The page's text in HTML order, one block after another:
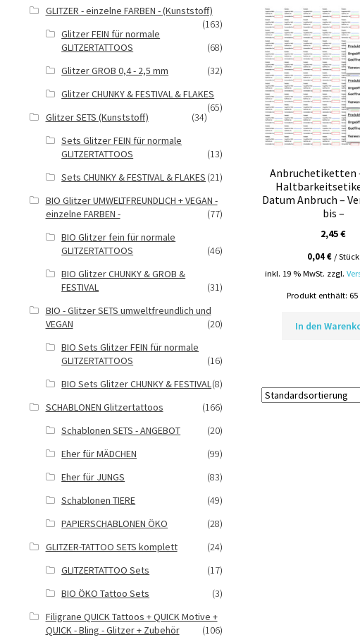
Anbruchetiketten
Datum Anbruch –
bis –
2,45€
0,04€ /Stück
inkl. 19 % MwSt. zzgl.
Produkt enthält: 65
In den
GLITZER - einzelne FARBEN - (Kunststoff)
(163)
Glitzer FEIN für normale
GLITZERTATTOOS
(68)
Glitzer GROB 0,4 - 2,5 mm
(32)
Glitzer CHUNKY & FESTIVAL & FLAKES
(65)
Glitzer SETS (Kunststoff)
(34)
Sets Glitzer FEIN für normale
GLITZERTATTOOS
(13)
Sets CHUNKY & FESTIVAL & FLAKES (21)
BIO Glitzer UMWELTFREUNDLICH + VEGAN -
einzelne FARBEN -
(77)
BIO Glitzer fein für normale
GLITZERTATTOOS
(46)
BIO Glitzer CHUNKY & GROB &
FESTIVAL
(31)
BIO - Glitzer SETS umweltfreundlich und
VEGAN
(20)
BIO Sets Glitzer FEIN für normale
GLITZERTATTOOS
(16)
BIO Sets Glitzer CHUNKY & FESTIVAL(8)
SCHABLONEN Glitzertattoos
(166)
Schablonen SETS - ANGEBOT
(20)
Eher für MÄDCHEN
(99)
Eher für JUNGS
(83)
Schablonen TIERE
(49)
PAPIERSCHABLONEN ÖKO
(28)
GLITZER-TATTOO SETS komplett
(24)
GLITZERTATTOO Sets
(17)
BIO ÖKO Tattoo Sets
(3)
Filigrane QUICK Tattoos + QUICK Motive +
QUICK - Bling - Glitzer + Zubehör
(106)